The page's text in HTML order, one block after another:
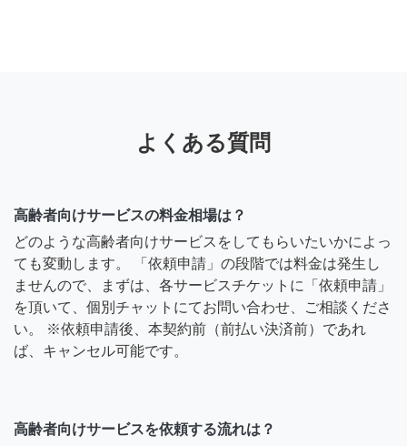
よくある質問
高齢者向けサービスの料金相場は？
どのような高齢者向けサービスをしてもらいたいかによっ
ても変動します。 「依頼申請」の段階では料金は発生し
ませんので、まずは、各サービスチケットに「依頼申請」
を頂いて、個別チャットにてお問い合わせ、ご相談くださ
い。 ※依頼申請後、本契約前（前払い決済前）であれ
ば、キャンセル可能です。
高齢者向けサービスを依頼する流れは？